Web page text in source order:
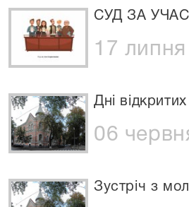
СУД ЗА
17
Дні
06
Зустріч з